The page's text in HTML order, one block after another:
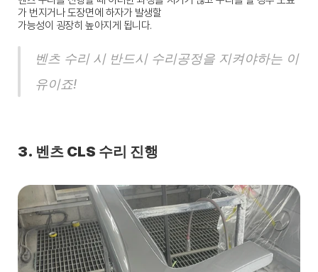
가 번지거나 도장면에 하자가 발생할
가능성이 굉장히 높아지게 됩니다.
벤츠 수리 시 반드시 수리공정을 지켜야하는 이
유이죠!
3. 벤츠 CLS 수리 진행